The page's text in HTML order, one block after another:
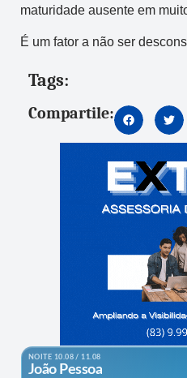
maturidade ausente em
É um fator a não ser
Tags:
Compartile: